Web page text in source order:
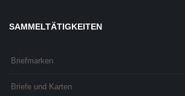
SAMMELTÄTIGKEITEN
Briefmarken
Briefe und Karten